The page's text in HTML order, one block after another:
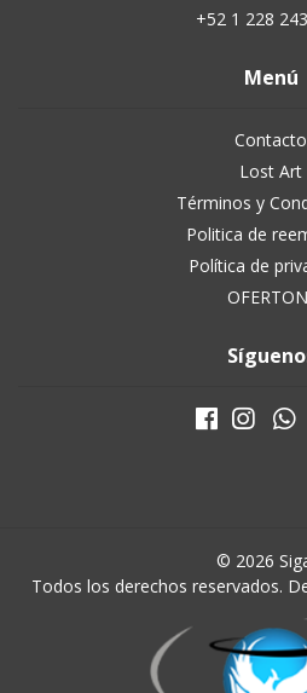
+52 1 228
Menú
Contacto
Lost Art
Términos y
Politica de
Política de
© 2026
Todos los derechos reservados.